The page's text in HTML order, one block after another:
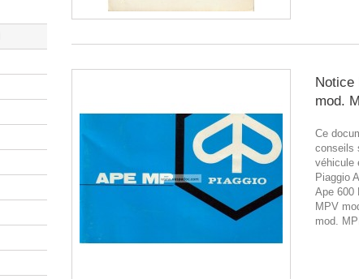
Notice
mod.
Ce
conseils
véhicule
Piaggio
Ape 600
MPV
mod.